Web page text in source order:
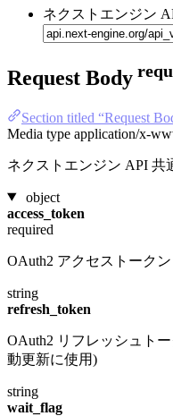
ネクストエンジン
Request Body
Section titled “Request
Media type application/x-
ネクストエンジン API 共
object
access_token
required
OAuth2 アクセストーク
string
refresh_token
OAuth2 リフレッシュトー
動更新に使用)
string
wait_flag